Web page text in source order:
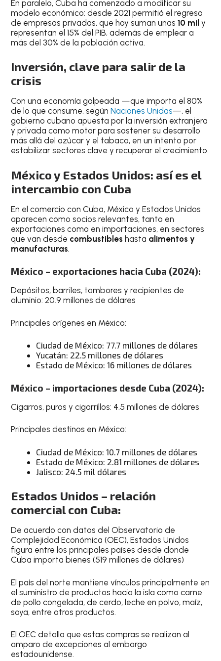
En paralelo, Cuba ha comenzado a modificar su
modelo económico: desde 2021 permitió el regreso
de empresas privadas, que hoy suman unas 10 mily
representan el 15% del PIB, además de emplear a
más del 30% de la población activa.
Inversión, clave para salir de la
crisis
Con una economía golpeada —que importa el 80%
de lo que consume, segúnNaciones Unidas—, el
gobierno cubano apuesta por la inversión extranjera
y privada como motor para sostener su desarrollo
más allá del azúcar y el tabaco, en un intento por
estabilizar sectores clave y recuperar el crecimiento.
México y Estados Unidos: así es el
intercambio con Cuba
En el comercio con Cuba, México y Estados Unidos
aparecen como socios relevantes, tanto en
exportaciones como en importaciones, en sectores
que van desde combustibleshasta alimentos y
manufacturas.
México – exportaciones hacia Cuba (2024):
Depósitos, barriles, tambores y recipientes de
aluminio: 20.9 millones de dólares
Principales orígenes en México:
Ciudad de México: 77.7 millones de dólares
Yucatán: 22.5 millones de dólares
Estado de México: 16 millones de dólares
México – importaciones desde Cuba (2024):
Cigarros, puros y cigarrillos: 4.5 millones de dólares
Principales destinos en México:
Ciudad de México: 10.7 millones de dólares
Estado de México: 2.81 millones de dólares
Jalisco: 24.5 mil dólares
Estados Unidos – relación
comercial con Cuba:
De acuerdo con datos del Observatorio de
Complejidad Económica (OEC), Estados Unidos
figura entre los principales países desde donde
Cuba importa bienes (519 millones de dólares)
El país del norte mantiene vínculos principalmente en
el suministro de productos hacia la isla como carne
de pollo congelada, de cerdo, leche en polvo, maíz,
soya, entre otros productos.
El OEC detalla que estas compras se realizan al
amparo de excepciones al embargo
estadounidense.